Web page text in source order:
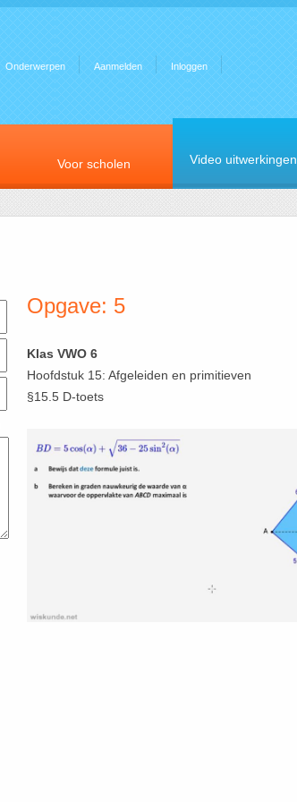
Onderwerpen Aanmelden Inloggen
Voor scholen Video uitwerkingen
Opgave: 5
Klas VWO 6
Hoofdstuk 15: Afgeleiden en primitieven
§15.5 D-toets